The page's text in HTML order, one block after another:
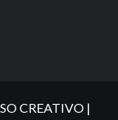
CREATIVO |